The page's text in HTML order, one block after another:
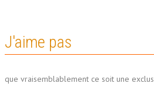
J'aime pas
que vraisemblablement ce soit une